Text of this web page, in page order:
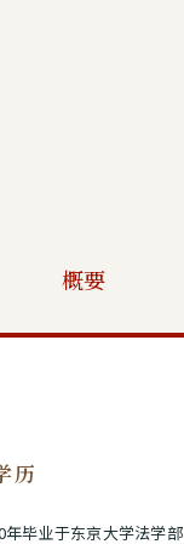
概要
历
年毕业于东京大学法学部